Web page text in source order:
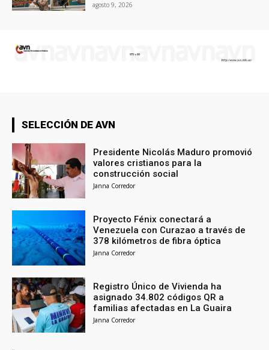
agosto 9, 2026
SELECCIÓN DE AVN
Presidente Nicolás Maduro promovió
valores cristianos para la
construcción social
Janna Corredor
Proyecto Fénix conectará a
Venezuela con Curazao a través de
378 kilómetros de fibra óptica
Janna Corredor
Registro Único de Vivienda ha
asignado 34.802 códigos QR a
familias afectadas en La Guaira
Janna Corredor